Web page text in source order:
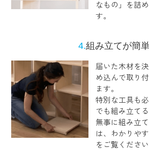
なもの」を詰
す。
4.組み立てが簡
届いた木材を
め込んで取り
ます。
特別な工具も
でも組み立て
無事に組み立
は、わかりや
をご覧ください